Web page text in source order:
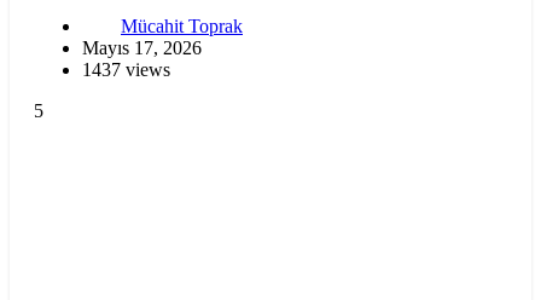
Mücahit Toprak
Mayıs 17, 2026
1437 views
5